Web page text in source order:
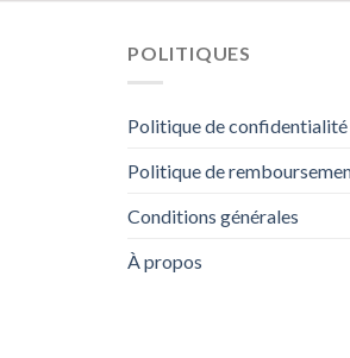
POLITIQUES
Politique de confidentialité
Politique de
Conditions générales
À propos